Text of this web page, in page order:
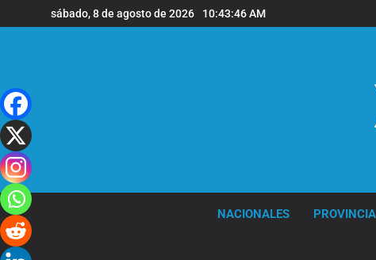
al
sábado, 8 de agosto de 2026 10:43:46 AM
NACIONALES PROVINCIA